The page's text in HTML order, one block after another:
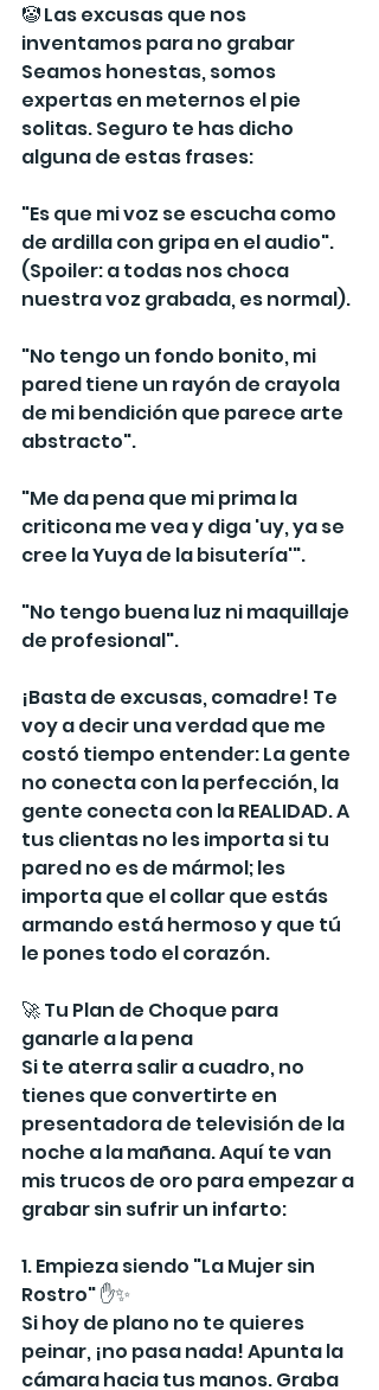
🤡 Las excusas que nos
inventamos para no grabar
Seamos honestas, somos
expertas en meternos el pie
solitas. Seguro te has dicho
alguna de estas frases:
"Es que mi voz se escucha como
de ardilla con gripa en el audio".
(Spoiler: a todas nos choca
nuestra voz grabada, es normal).
"No tengo un fondo bonito, mi
pared tiene un rayón de crayola
de mi bendición que parece arte
abstracto".
"Me da pena que mi prima la
criticona me vea y diga 'uy, ya se
cree la Yuya de la bisutería'".
"No tengo buena luz ni maquillaje
de profesional".
¡Basta de excusas, comadre! Te
voy a decir una verdad que me
costó tiempo entender: La gente
no conecta con la perfección, la
gente conecta con la REALIDAD. A
tus clientas no les importa si tu
pared no es de mármol; les
importa que el collar que estás
armando está hermoso y que tú
le pones todo el corazón.
🚀 Tu Plan de Choque para
ganarle a la pena
Si te aterra salir a cuadro, no
tienes que convertirte en
presentadora de televisión de la
noche a la mañana. Aquí te van
mis trucos de oro para empezar a
grabar sin sufrir un infarto:
1. Empieza siendo "La Mujer sin
Rostro" ✋✨
Si hoy de plano no te quieres
peinar, ¡no pasa nada! Apunta la
cámara hacia tus manos. Graba